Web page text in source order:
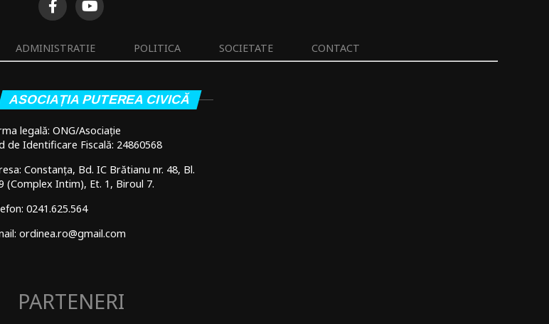
ADMINISTRATIE POLITICA SOCIETATE CONTACT
ASOCIAȚIA PUTEREA CIVICĂ
legală: ONG/Asociație
de Identificare Fiscală: 24860568
Constanța, Bd. IC Brătianu nr. 48, Bl.
(Complex Intim), Et. 1, Biroul 7.
0241.625.564
ordinea.ro@gmail.com
PARTENERI